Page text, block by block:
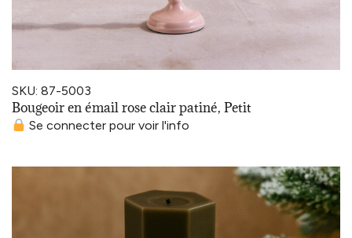
SKU: 87-5003
Bougeoir en émail rose clair patiné, Petit
Se connecter pour voir l'info